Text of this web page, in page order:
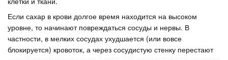
Если сахар в крови долгое время находится на высоком
уровне, то начинают повреждаться сосуды и нервы. В
частности, в мелких сосудах ухудшается (или вовсе
блокируется) кровоток, а через сосудистую стенку перестают